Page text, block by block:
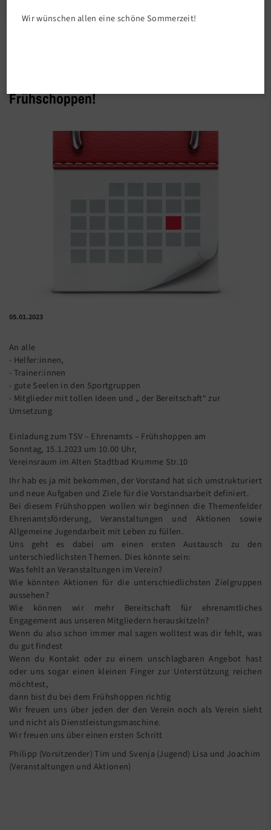
Frühschoppen!
05.01.2023
An alle
- Helfer:innen,
- Trainer:innen
- gute Seelen in den Sportgruppen
- Mitglieder mit tollen Ideen und „ der Bereitschaft“ zur
Umsetzung
Einladung zum TSV – Ehrenamts – Frühshoppen am
Sonntag, 15.1.2023 um 10.00 Uhr,
Vereinsraum im Alten Stadtbad Krumme Str.10
Ihr hab es ja mit bekommen, der Vorstand hat sich umstrukturiert
und neue Aufgaben und Ziele für die Vorstandsarbeit definiert.
Bei diesem Frühshoppen wollen wir beginnen die Themenfelder
Ehrenamtsförderung, Veranstaltungen und Aktionen sowie
Allgemeine Jugendarbeit mit Leben zu füllen.
Uns geht es dabei um einen ersten Austausch zu den
unterschiedlichsten Themen. Dies könnte sein:
Was fehlt an Veranstaltungen im Verein?
Wie könnten Aktionen für die unterschiedlichsten Zielgruppen
aussehen?
Wie können wir mehr Bereitschaft für ehrenamtliches
Engagement aus unseren Mitgliedern herauskitzeln?
Wenn du also schon immer mal sagen wolltest was dir fehlt, was
du gut findest
Wenn du Kontakt oder zu einem unschlagbaren Angebot hast
oder uns sogar einen kleinen Finger zur Unterstützung reichen
möchtest,
dann bist du bei dem Frühshoppen richtig
Wir freuen uns über jeden der den Verein noch als Verein sieht
und nicht als Dienstleistungsmaschine.
Wir freuen uns über einen ersten Schritt
Philipp (Vorsitzender) Tim und Svenja (Jugend) Lisa und Joachim
(Veranstaltungen und Aktionen)
Wir wünschen allen eine schöne Sommerzeit!